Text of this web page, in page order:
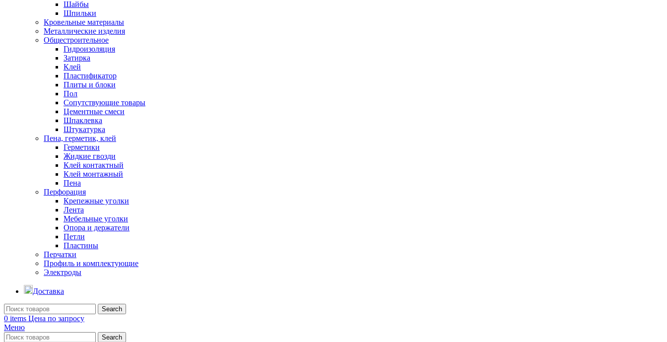
Шайбы
Шпильки
Кровельные материалы
Металлические изделия
Общестроительное
Гидроизоляция
Затирка
Клей
Пластификатор
Плиты и блоки
Пол
Сопутствующие товары
Цементные смеси
Шпаклевка
Штукатурка
Пена, герметик, клей
Герметики
Жидкие гвозди
Клей контактный
Клей монтажный
Пена
Перфорация
Крепежные уголки
Лента
Мебельные уголки
Опора и держатели
Петли
Пластины
Перчатки
Профиль и комплектующие
Электроды
Доставка
Search
0 items Цена по запросу
Меню
Search